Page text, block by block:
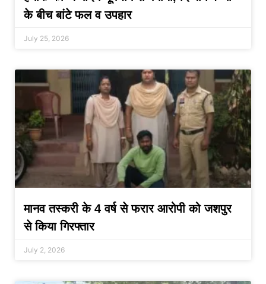
के बीच बांटे फल व उपहार
July 25, 2026
मानव तस्करी के 4 वर्ष से फरार आरोपी को जशपुर
से किया गिरफ्तार
July 2, 2026